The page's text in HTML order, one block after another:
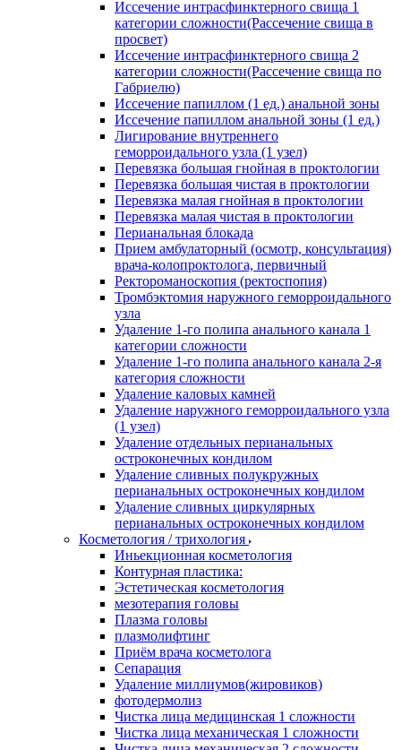
Иссечение интрасфинктерного свища 1
категории сложности(Рассечение свища в
просвет)
Иссечение интрасфинктерного свища 2
категории сложности(Рассечение свища по
Габриелю)
Иссечение папиллом (1 ед.) анальной зоны
Иссечение папиллом анальной зоны (1 ед.)
Лигирование внутреннего
геморроидального узла (1 узел)
Перевязка большая гнойная в проктологии
Перевязка большая чистая в проктологии
Перевязка малая гнойная в проктологии
Перевязка малая чистая в проктологии
Перианальная блокада
Прием амбулаторный (осмотр, консультация)
врача-колопроктолога, первичный
Ректороманоскопия (ректоспопия)
Тромбэктомия наружного геморроидального
узла
Удаление 1-го полипа анального канала 1
категории сложности
Удаление 1-го полипа анального канала 2-я
категория сложности
Удаление каловых камней
Удаление наружного геморроидального узла
(1 узел)
Удаление отдельных перианальных
остроконечных кондилом
Удаление сливных полукружных
перианальных остроконечных кондилом
Удаление сливных циркулярных
перианальных остроконечных кондилом
Косметология / трихология
Иньекционная косметология
Контурная пластика:
Эстетическая косметология
мезотерапия головы
Плазма головы
плазмолифтинг
Приём врача косметолога
Сепарация
Удаление миллиумов(жировиков)
фотодермолиз
Чистка лица медицинская 1 сложности
Чистка лица механическая 1 сложности